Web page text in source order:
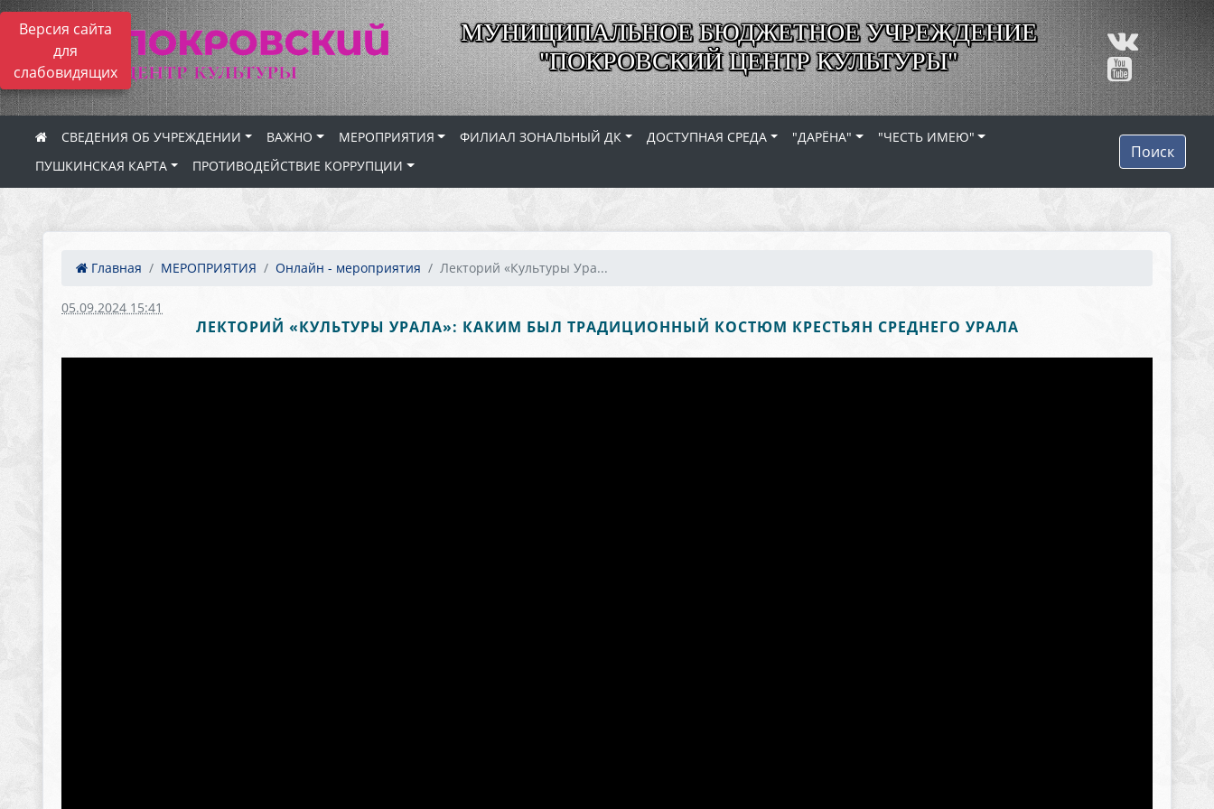
Версия сайта
для
слабовидящих
МУНИЦИПАЛЬНОЕ БЮДЖЕТНОЕ УЧРЕЖДЕНИЕ
"ПОКРОВСКИЙ ЦЕНТР КУЛЬТУРЫ"
СВЕДЕНИЯ ОБ УЧРЕЖДЕНИИ ВАЖНО МЕРОПРИЯТИЯ ФИЛИАЛ ЗОНАЛЬНЫЙ ДК ДОСТУПНАЯ СРЕДА "ДАРЁНА"
"ЧЕСТЬ ИМЕЮ"
ПУШКИНСКАЯ КАРТА
ПРОТИВОДЕЙСТВИЕ КОРРУПЦИИ
Поиск
Главная МЕРОПРИЯТИЯ Онлайн - мероприятия Лекторий «Культуры Ура...
05.09.2024 15:41
ЛЕКТОРИЙ «КУЛЬТУРЫ УРАЛА»: КАКИМ БЫЛ ТРАДИЦИОННЫЙ КОСТЮМ КРЕСТЬЯН СРЕДНЕГО УРАЛА